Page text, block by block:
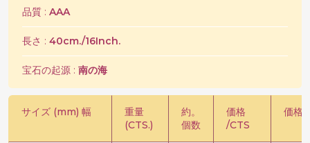
品質 : AAA
長さ : 40cm./16Inch.
宝石の起源 : 南の海
サイズ (mm) 幅
重量
(CTS.)
約。
個数
価格
/CTS
価格